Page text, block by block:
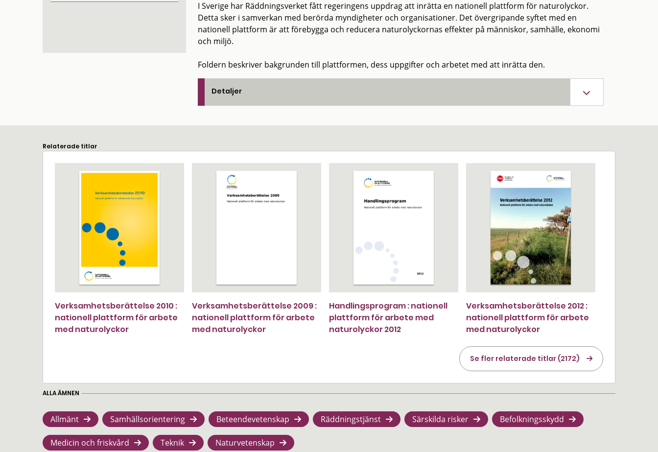
I Sverige har Räddningsverket fått regeringens uppdrag att inrätta en nationell plattform för naturolyckor.
Detta sker i samverkan med berörda myndigheter och organisationer. Det övergripande syftet med en
nationell plattform är att förebygga och reducera naturolyckornas effekter på människor, samhälle, ekonomi
och miljö.
Foldern beskriver bakgrunden till plattformen, dess uppgifter och arbetet med att inrätta den.
Detaljer
Relaterade titlar
Verksamhetsberättelse 2010 :
nationell plattform för arbete
med naturolyckor
Verksamhetsberättelse 2009 :
nationell plattform för arbete
med naturolyckor
Handlingsprogram : nationell
plattform för arbete med
naturolyckor 2012
Verksamhetsberättelse 2012 :
nationell plattform för arbete
med naturolyckor
Se fler relaterade titlar (2172)
ALLA ÄMNEN
Allmänt Samhällsorientering Beteendevetenskap Räddningstjänst Särskilda risker Befolkningsskydd
Medicin och friskvård Teknik Naturvetenskap